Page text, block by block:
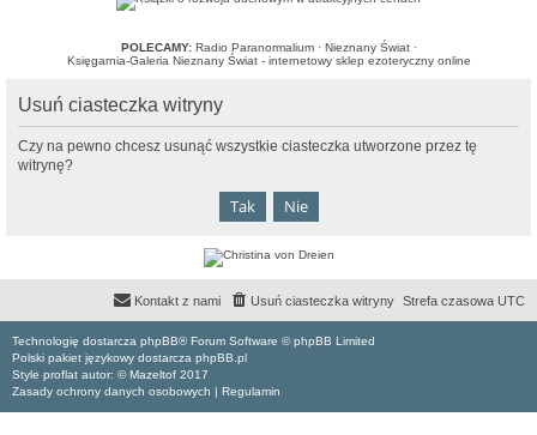
POLECAMY: Radio Paranormalium· Nieznany Świat·
Księgarnia-Galeria Nieznany Świat - internetowy sklep ezoteryczny online
Usuń ciasteczka witryny
Czy na pewno chcesz usunąć wszystkie ciasteczka utworzone przez tę
witrynę?
Strefa czasowa UTC
Usuń ciasteczka witryny
Kontakt z nami
Technologię dostarcza phpBB® Forum Software © phpBB Limited
Polski pakiet językowy dostarcza phpBB.pl
Style proflat autor: ©Mazeltof 2017
Zasady ochrony danych osobowych | Regulamin